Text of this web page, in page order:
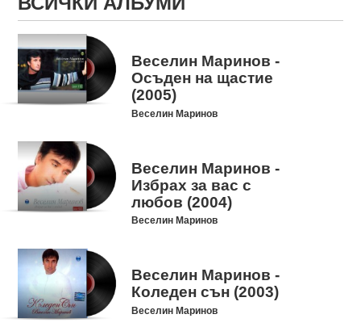
Веселин Маринов -
Осъден на щастие
(2005)
Веселин Маринов
Веселин Маринов -
Избрах за вас с
любов (2004)
Веселин Маринов
Веселин Маринов -
Коледен сън (2003)
Веселин Маринов